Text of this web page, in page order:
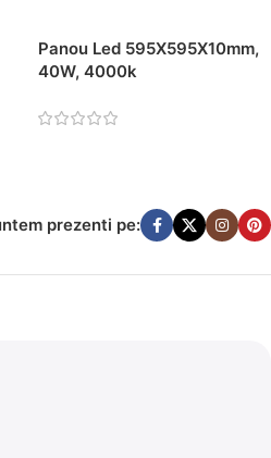
Panou Led 595X595X10mm,
40W, 4000k
prezenti pe: